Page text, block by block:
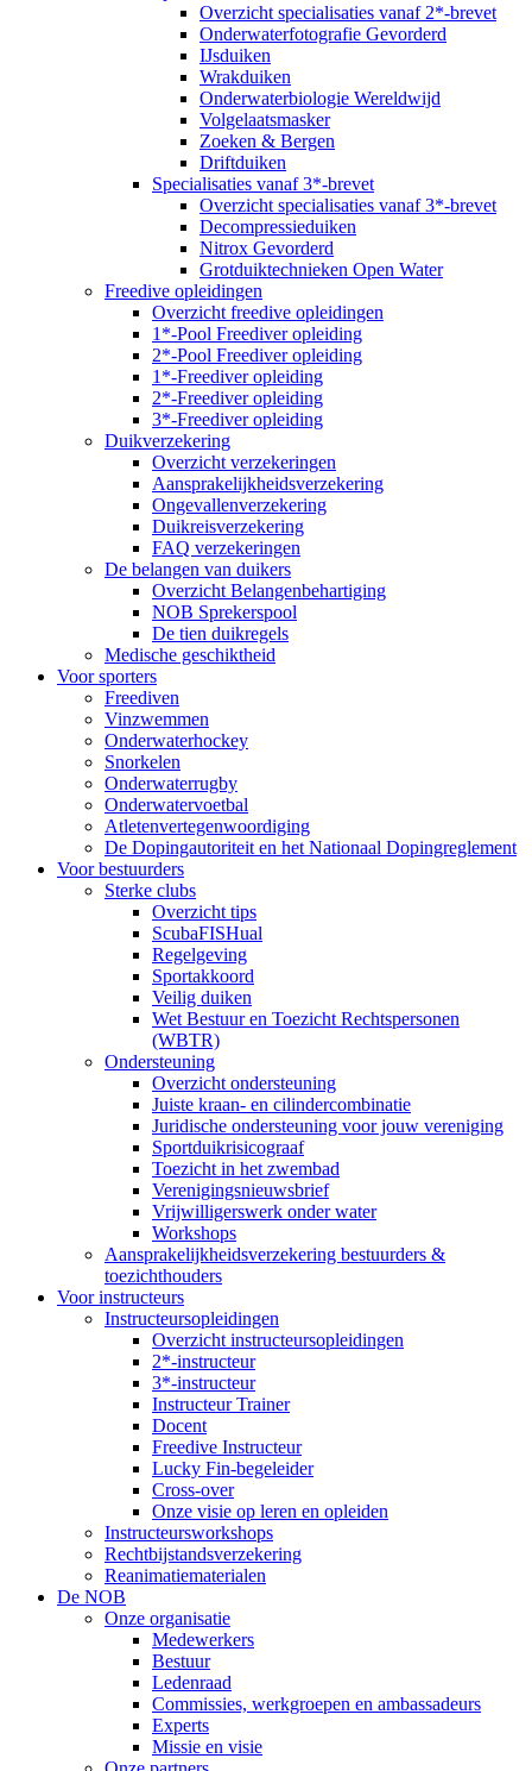
Overzicht specialisaties vanaf 2*-brevet
Onderwaterfotografie Gevorderd
IJsduiken
Wrakduiken
Onderwaterbiologie Wereldwijd
Volgelaatsmasker
Zoeken & Bergen
Driftduiken
Specialisaties vanaf 3*-brevet
Overzicht specialisaties vanaf 3*-brevet
Decompressieduiken
Nitrox Gevorderd
Grotduiktechnieken Open Water
Freedive opleidingen
Overzicht freedive opleidingen
1*-Pool Freediver opleiding
2*-Pool Freediver opleiding
1*-Freediver opleiding
2*-Freediver opleiding
3*-Freediver opleiding
Duikverzekering
Overzicht verzekeringen
Aansprakelijkheidsverzekering
Ongevallenverzekering
Duikreisverzekering
FAQ verzekeringen
De belangen van duikers
Overzicht Belangenbehartiging
NOB Sprekerspool
De tien duikregels
Medische geschiktheid
Voor sporters
Freediven
Vinzwemmen
Onderwaterhockey
Snorkelen
Onderwaterrugby
Onderwatervoetbal
Atletenvertegenwoordiging
De Dopingautoriteit en het Nationaal Dopingreglement
Voor bestuurders
Sterke clubs
Overzicht tips
ScubaFISHual
Regelgeving
Sportakkoord
Veilig duiken
Wet Bestuur en Toezicht Rechtspersonen
(WBTR)
Ondersteuning
Overzicht ondersteuning
Juiste kraan- en cilindercombinatie
Juridische ondersteuning voor jouw vereniging
Sportduikrisicograaf
Toezicht in het zwembad
Verenigingsnieuwsbrief
Vrijwilligerswerk onder water
Workshops
Aansprakelijkheidsverzekering bestuurders &
toezichthouders
Voor instructeurs
Instructeursopleidingen
Overzicht instructeursopleidingen
2*-instructeur
3*-instructeur
Instructeur Trainer
Docent
Freedive Instructeur
Lucky Fin-begeleider
Cross-over
Onze visie op leren en opleiden
Instructeursworkshops
Rechtbijstandsverzekering
Reanimatiematerialen
De NOB
Onze organisatie
Medewerkers
Bestuur
Ledenraad
Commissies, werkgroepen en ambassadeurs
Experts
Missie en visie